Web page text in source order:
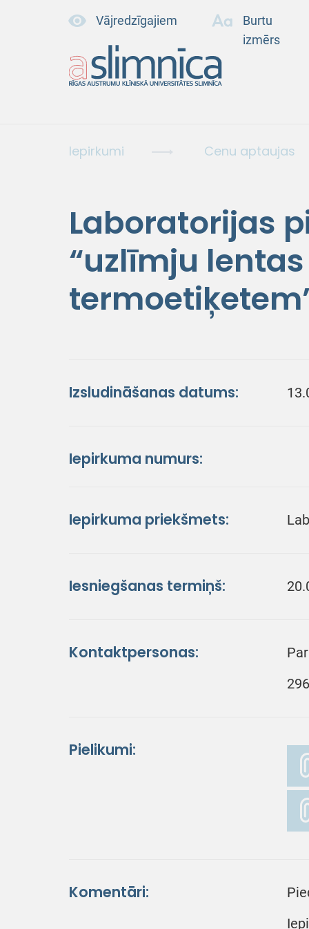
Vājredzīgajiem
Burtu
izmērs
Iepirkumi Cenu aptaujas
Laboratorijas
“uzlīmju
Izsludināšanas datums:
Iepirkuma numurs:
Iepirkuma priekšmets:
Iesniegšanas termiņš:
Kontaktpersonas:
Pielikumi:
Komentāri: